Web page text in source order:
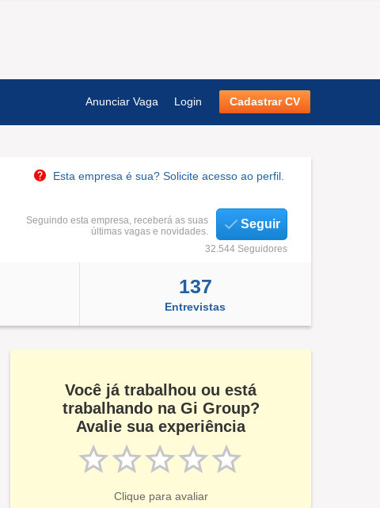
Anunciar Vaga Login Cadastrar CV
Esta empresa é sua? Solicite acesso ao perfil.
Seguindo esta empresa, receberá as suas
últimas vagas e novidades.
Seguir
32.544 Seguidores
137
Entrevistas
Você já trabalhou ou está
trabalhando na Gi Group?
Avalie sua experiência
Clique para avaliar